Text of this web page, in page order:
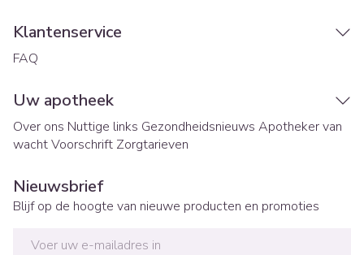
Klantenservice
FAQ
Uw apotheek
Over ons Nuttige links Gezondheidsnieuws Apotheker van
wachtVoorschrift Zorgtarieven
Nieuwsbrief
Blijf op de hoogte van nieuwe producten en promoties